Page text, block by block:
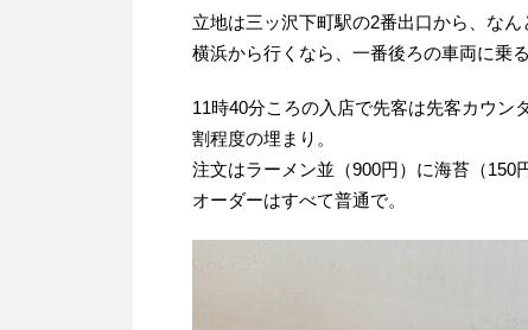
立地は三ッ沢下町駅の2番出口から、な
横浜から行くなら、一番後ろの車両に乗
11時40分ころの入店で先客は先客カウン
割程度の埋まり。
注文はラーメン並（900円）に海苔（150
オーダーはすべて普通で。